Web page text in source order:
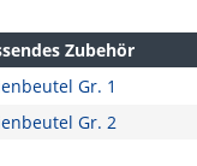
Zubehör
Gr. 1
Gr. 2